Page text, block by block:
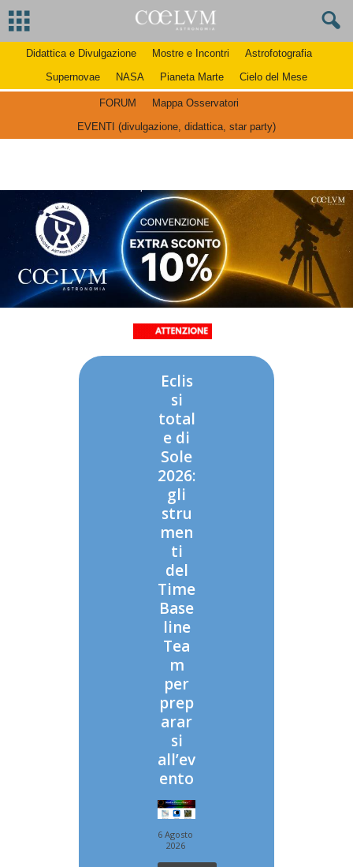
Didattica e Divulgazione Mostre e Incontri
Astrofotografia
Supernovae
NASA Pianeta Marte Cielo del Mese
FORUM
Mappa Osservatori
EVENTI (divulgazione, didattica, star party)
Eclis
si
total
e di
Sole
2026:
gli
stru
men
ti
del
Time
Base
line
Tea
m
per
prep
arar
si
all’ev
ento
6 Agosto
2026